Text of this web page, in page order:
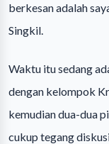
berkesan adalah
Singkil.
Waktu itu sedang
dengan kelompok
kemudian dua-dua
cukup tegang